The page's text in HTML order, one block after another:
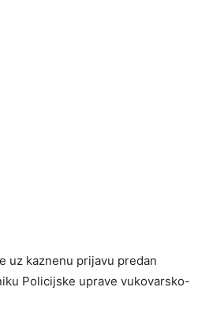
uz kaznenu prijavu predan
Policijske uprave vukovarsko-